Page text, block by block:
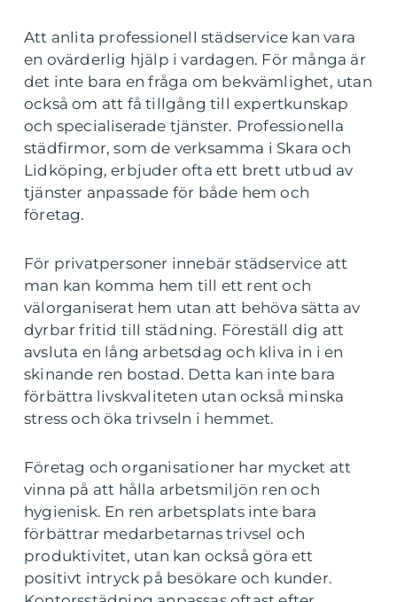
Att anlita professionell städservice kan vara
en ovärderlig hjälp i vardagen. För många är
det inte bara en fråga om bekvämlighet, utan
också om att få tillgång till expertkunskap
och specialiserade tjänster. Professionella
städfirmor, som de verksamma i Skara och
Lidköping, erbjuder ofta ett brett utbud av
tjänster anpassade för både hem och
företag.
För privatpersoner innebär städservice att
man kan komma hem till ett rent och
välorganiserat hem utan att behöva sätta av
dyrbar fritid till städning. Föreställ dig att
avsluta en lång arbetsdag och kliva in i en
skinande ren bostad. Detta kan inte bara
förbättra livskvaliteten utan också minska
stress och öka trivseln i hemmet.
Företag och organisationer har mycket att
vinna på att hålla arbetsmiljön ren och
hygienisk. En ren arbetsplats inte bara
förbättrar medarbetarnas trivsel och
produktivitet, utan kan också göra ett
positivt intryck på besökare och kunder.